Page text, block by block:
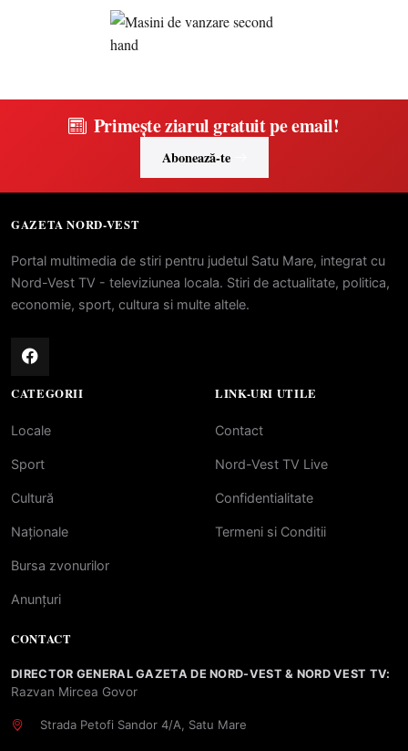
Primește ziarul gratuit pe email!
Abonează-te
GAZETA NORD-VEST
Portal multimedia de stiri pentru judetul Satu Mare, integrat cu
Nord-Vest TV - televiziunea locala. Stiri de actualitate, politica,
economie, sport, cultura si multe altele.
CATEGORII
Locale
Sport
Cultură
Naționale
Bursa zvonurilor
Anunțuri
LINK-URI UTILE
Contact
Nord-Vest TV Live
Confidentialitate
Termeni si Conditii
CONTACT
DIRECTOR GENERAL GAZETA DE NORD-VEST & NORD VEST TV:
Razvan Mircea Govor
Strada Petofi Sandor 4/A, Satu Mare